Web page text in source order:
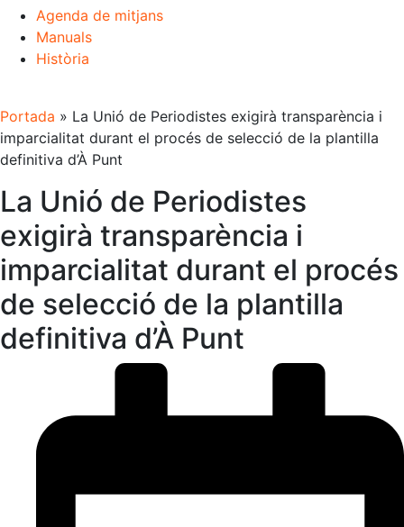
Agenda de mitjans
Manuals
Història
Portada » La Unió de Periodistes exigirà transparència i
imparcialitat durant el procés de selecció de la plantilla
definitiva d’À Punt
La Unió de Periodistes
exigirà transparència i
imparcialitat durant el procés
de selecció de la plantilla
definitiva d’À Punt